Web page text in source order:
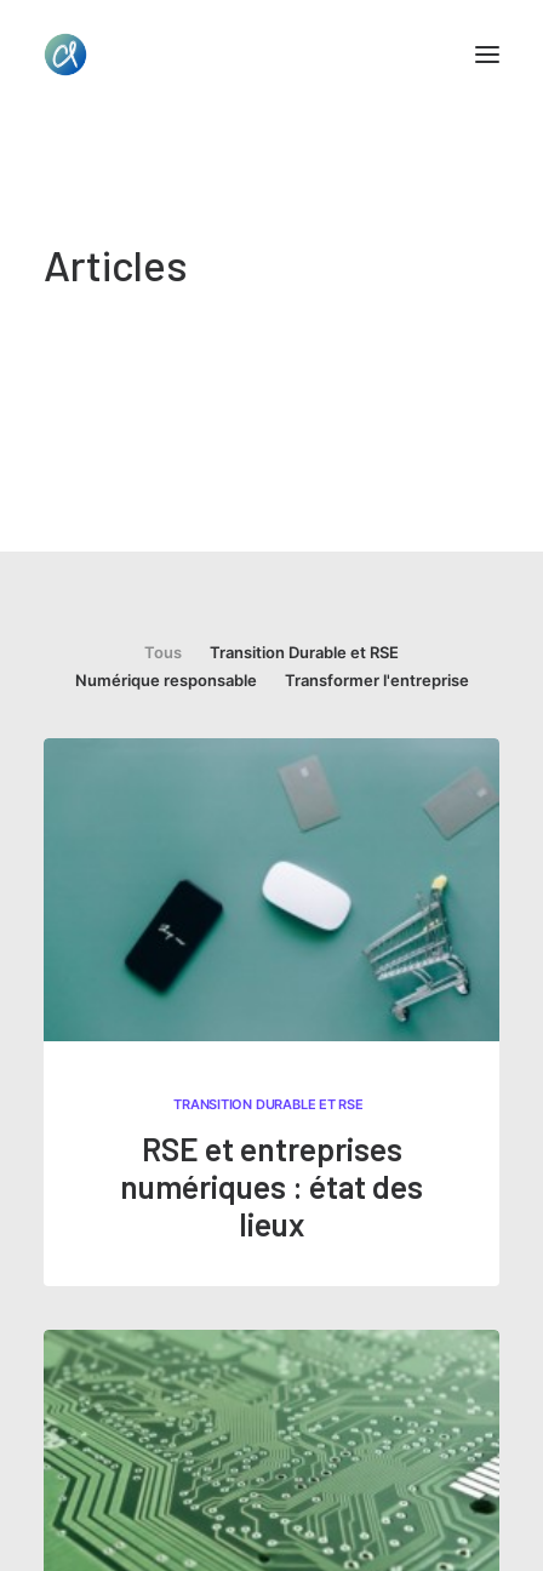
Articles
Tous
Transition Durable et RSE
Numérique responsable
Transformer l'entreprise
TRANSITION DURABLE ET RSE
RSE et entreprises
numériques : état des
lieux